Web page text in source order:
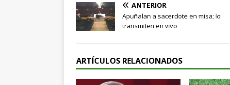
ANTERIOR
Apuñalan a sacerdote en misa; lo
transmiten en vivo
ARTÍCULOS RELACIONADOS